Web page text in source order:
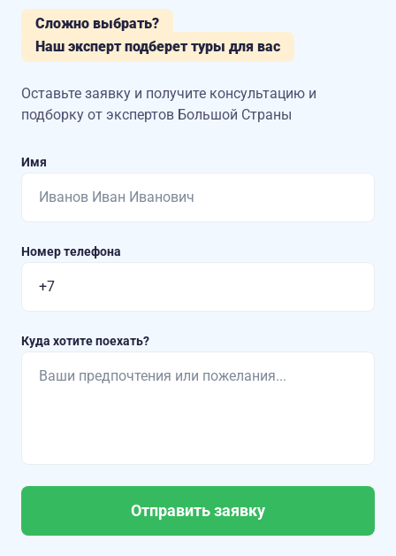
Сложно выбрать?
Наш эксперт подберет туры для вас
Оставьте заявку и получите консультацию и
подборку от экспертов Большой Страны
Имя
Номер телефона
Куда хотите поехать?
Отправить заявку